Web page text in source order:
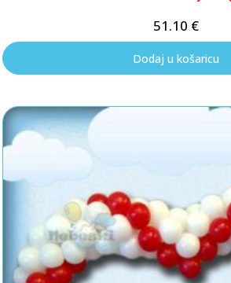
51.10 €
Dodaj u košaricu